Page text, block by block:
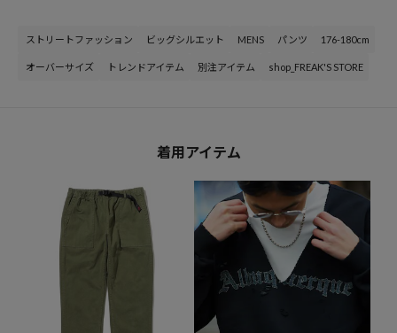
ストリートファッション ビッグシルエット MENS パンツ 176-180cm
オーバーサイズ トレンドアイテム 別注アイテム shop_FREAK'S STORE
着用アイテム